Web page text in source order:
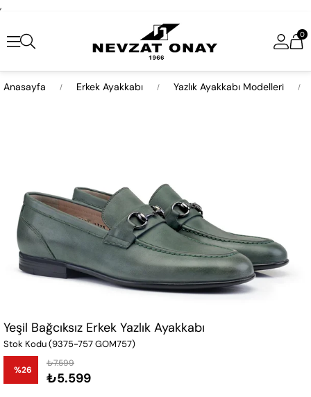
,
0
Anasayfa Erkek Ayakkabı Yazlık Ayakkabı Modelleri
Yeşil Bağcıksız Erkek Yazlık Ayakkabı
Stok Kodu(9375-757 GOM757)
%26
İndirim
₺7.599
₺5.599